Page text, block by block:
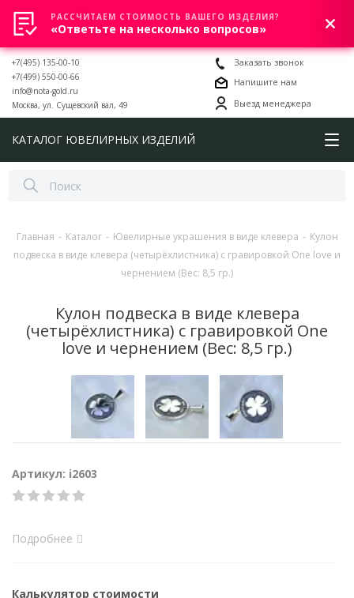
0
+7(495) 135-00-10
+7(499) 550-00-66
info@nota-gold.ru
Москва, ул. Сущевский вал, 49
Заказать звонок
Напишите нам
Выезд менеджера
КАТАЛОГ ЮВЕЛИРНЫХ ИЗДЕЛИЙ
Главная - Каталог - Ювелирные украшения в виде клевера - Кулон
подвеска в виде клевера (четырёхлистника) с гравировкой One love и
чернением (Вес: 8,5 гр.)
Кулон подвеска в виде клевера
(четырёхлистника) с гравировкой One
love и чернением (Вес: 8,5 гр.)
Артикул: i2603
Подробнее
Калькулятор стоимости
РАССЧИТАЕМ СТОИМОСТЬ ВАШЕГО ИЗДЕЛИЯ?
«Ответьте на несколько вопросов»